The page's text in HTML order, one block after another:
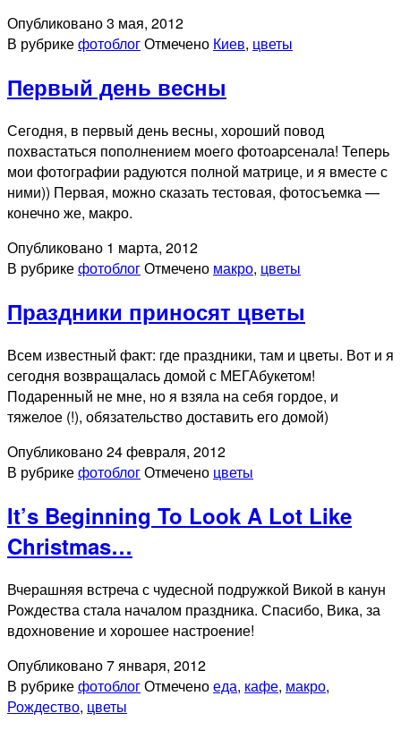
Опубликовано3 мая, 2012
В рубрикефотоблогОтмечено Киев, цветы
Первый день весны
Сегодня, в первый день весны, хороший повод
похвастаться пополнением моего фотоарсенала! Теперь
мои фотографии радуются полной матрице, и я вместе с
ними)) Первая, можно сказать тестовая, фотосъемка —
конечно же, макро.
Опубликовано 1 марта, 2012
В рубрикефотоблогОтмечено макро, цветы
Праздники приносят цветы
Всем известный факт: где праздники, там и цветы. Вот и я
сегодня возвращалась домой с МЕГАбукетом!
Подаренный не мне, но я взяла на себя гордое, и
тяжелое (!), обязательство доставить его домой)
Опубликовано24 февраля, 2012
В рубрикефотоблогОтмечено цветы
It’s Beginning To Look A Lot Like
Christmas…
Вчерашняя встреча с чудесной подружкой Викой в канун
Рождества стала началом праздника. Спасибо, Вика, за
вдохновение и хорошее настроение!
Опубликовано7 января, 2012
В рубрикефотоблогОтмеченоеда, кафе, макро,
Рождество, цветы